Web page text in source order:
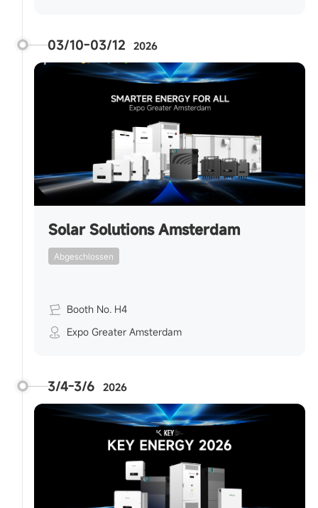
03/10-03/12 2026
Solar Solutions Amsterdam
Abgeschlossen
Booth No. H4
Expo Greater Amsterdam
3/4-3/6 2026